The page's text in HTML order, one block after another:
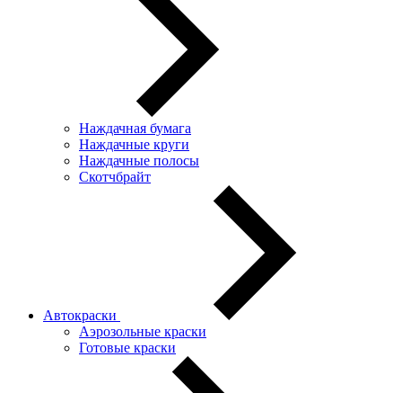
Наждачная бумага
Наждачные круги
Наждачные полосы
Скотчбрайт
Автокраски
Аэрозольные краски
Готовые краски